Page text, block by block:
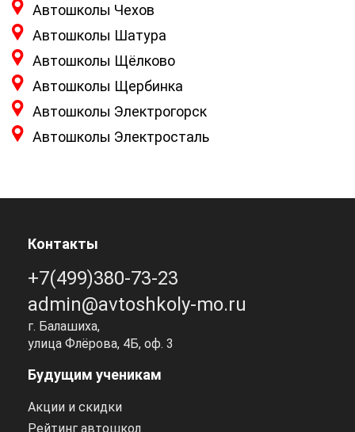
Автошколы Чехов
Автошколы Шатура
Автошколы Щёлково
Автошколы Щербинка
Автошколы Электрогорск
Автошколы Электросталь
Контакты
+7(499)380-73-23
admin@avtoshkoly-mo.ru
г. Балашиха,
улица Флёрова, 4Б, оф. 3
Будущим ученикам
Акции и скидки
Рейтинг автошкол